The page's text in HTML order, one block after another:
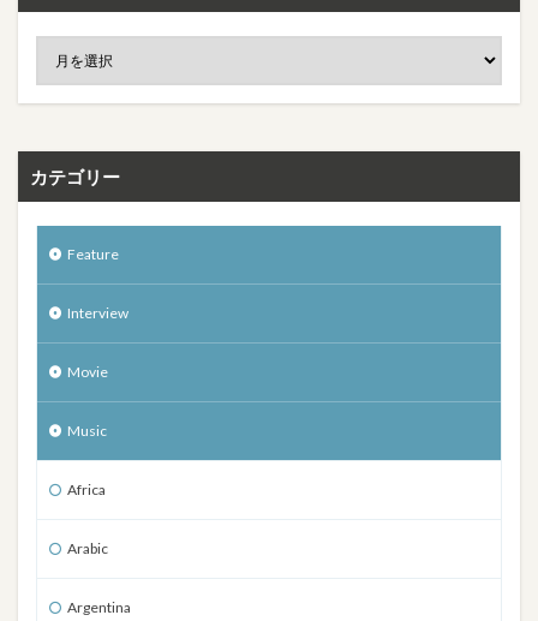
カテゴリー
Feature
Interview
Movie
Music
Africa
Arabic
Argentina